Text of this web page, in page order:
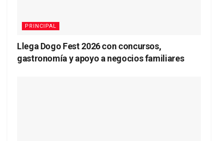
PRINCIPAL
Llega Dogo Fest 2026 con concursos,
gastronomía y apoyo a negocios familiares